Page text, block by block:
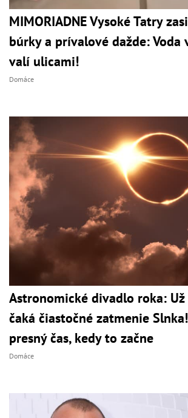
MIMORIADNE Vysoké Tatry
búrky a prívalové dažde: Voda
valí ulicami!
Domáce
Astronomické divadlo roka:
čaká čiastočné zatmenie
presný čas, kedy to začne
Domáce